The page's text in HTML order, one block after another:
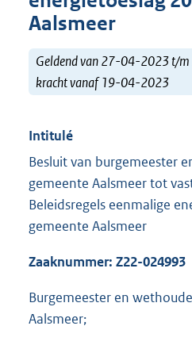
Aalsmeer
Geldend van 27-04-2023 t/m
kracht vanaf 19-04-2023
Intitulé
Besluit van burgemeester
gemeente Aalsmeer tot
Beleidsregels eenmalige
gemeente Aalsmeer
Zaaknummer: Z22-024993
Burgemeester en
Aalsmeer;